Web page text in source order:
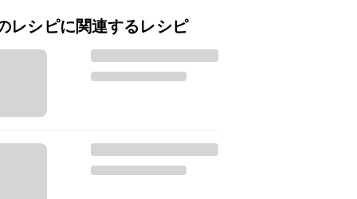
レシピに関連するレシピ